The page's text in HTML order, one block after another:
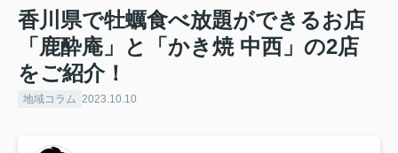
香川県で牡蠣食べ放題ができるお店
「鹿酔庵」と「かき焼 中西」の2店
をご紹介！
地域コラム 2023.10.10